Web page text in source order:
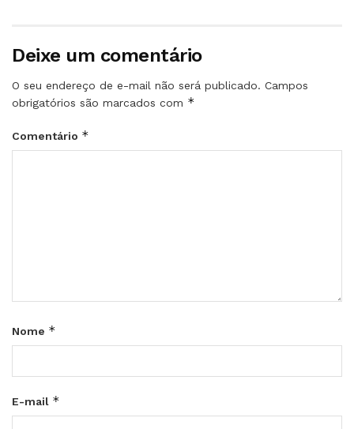
Deixe um comentário
O seu endereço de e-mail não será publicado. Campos
obrigatórios são marcados com *
Comentário *
Nome *
E-mail *